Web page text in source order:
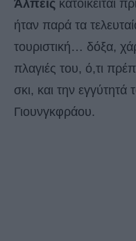
Άλπεις κατοικείται
ήταν παρά τα
τουριστική… δόξα,
πλαγιές του, ό,τι
σκι, και την
Γιουνγκφράου.